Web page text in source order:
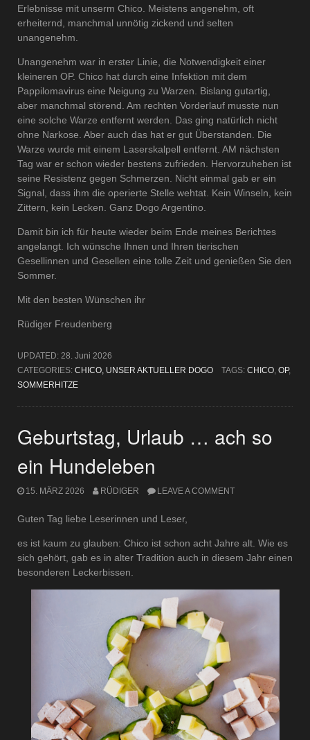
Erlebnisse mit unserm Chico. Meistens angenehm, oft
erheiternd, manchmal unnötig zickend und selten
unangenehm.
Unangenehm war in erster Linie, die Notwendigkeit einer
kleineren OP. Chico hat durch eine Infektion mit dem
Pappilomavirus eine Neigung zu Warzen. Bislang gutartig,
aber manchmal störend. Am rechten Vorderlauf musste nun
eine solche Warze entfernt werden. Das ging natürlich nicht
ohne Narkose. Aber auch das hat er gut Überstanden. Die
Warze wurde mit einem Laserskalpell entfernt. AM nächsten
Tag war er schon wieder bestens zufrieden. Hervorzuheben ist
seine Resistenz gegen Schmerzen. Nicht einmal gab er ein
Signal, dass ihm die operierte Stelle wehtat. Kein Winseln, kein
Zittern, kein Lecken. Ganz Dogo Argentino.
Damit bin ich für heute wieder beim Ende meines Berichtes
angelangt. Ich wünsche Ihnen und Ihren tierischen
Gesellinnen und Gesellen eine tolle Zeit und genießen Sie den
Sommer.
Mit den besten Wünschen ihr
Rüdiger Freudenberg
UPDATED: 28. Juni 2026
CATEGORIES: CHICO, UNSER AKTUELLER DOGO TAGS: CHICO, OP,
SOMMERHITZE
Geburtstag, Urlaub … ach so
ein Hundeleben
15. MÄRZ 2026 RÜDIGER LEAVE A COMMENT
Guten Tag liebe Leserinnen und Leser,
es ist kaum zu glauben: Chico ist schon acht Jahre alt. Wie es
sich gehört, gab es in alter Tradition auch in diesem Jahr einen
besonderen Leckerbissen.